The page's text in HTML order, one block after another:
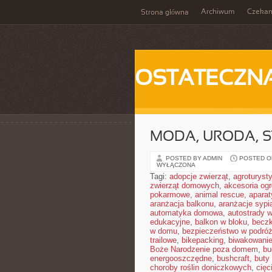
Strona główna Archiwum
MODA, URODA,
POSTED BY ADMIN POSTED
WYŁĄCZONA
Tagi: adopcje zwierząt,
zwierząt domowych, akcesoria
pokarmowe, animal rescue,
aranżacja balkonu, aranżacje
automatyka domowa, autostrady
edukacyjne, balkon w bloku,
w domu, bezpieczeństwo w
trailowe, bikepacking, biwakowanie
Boże Narodzenie poza domem,
energooszczędne, bushcraft, buty
choroby roślin doniczkowych,